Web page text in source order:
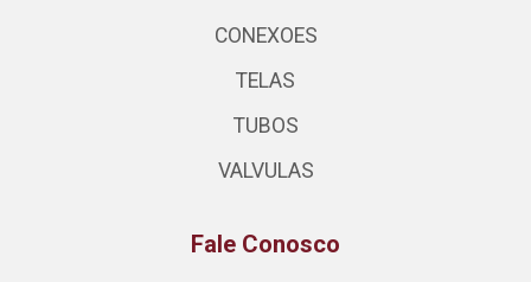
CONEXOES
TELAS
TUBOS
VALVULAS
Fale Conosco